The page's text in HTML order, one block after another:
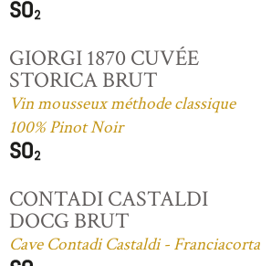
GIORGI 1870 CUVÉE
STORICA BRUT
Vin mousseux méthode classique
100% Pinot Noir
CONTADI CASTALDI
DOCG BRUT
Cave Contadi Castaldi - Franciacorta